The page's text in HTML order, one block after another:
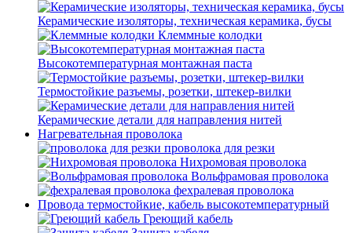
Керамические изоляторы, техническая керамика, бусы
Клеммные колодки
Высокотемпературная монтажная паста
Термостойкие разъемы, розетки, штекер-вилки
Керамические детали для направления нитей
Нагревательная проволока
проволока для резки
Нихромовая проволока
Вольфрамовая проволока
фехралевая проволока
Провода термостойкие, кабель высокотемпературный
Греющий кабель